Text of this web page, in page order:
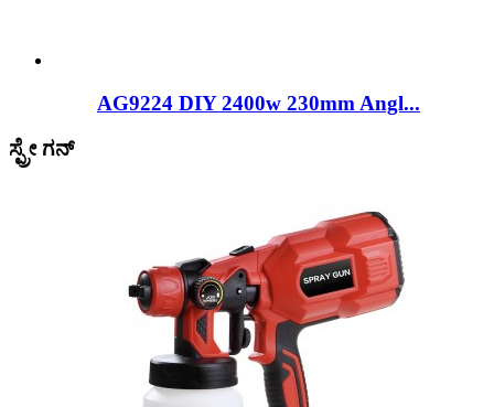
AG9224 DIY 2400w 230mm Angl...
ಸ್ಪ್ರೇ ಗನ್